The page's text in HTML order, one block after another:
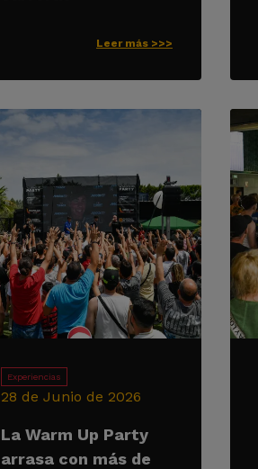
Leer más >>>
Experiencias
28 de Junio de 2026
La Warm Up Party
arrasa con más de